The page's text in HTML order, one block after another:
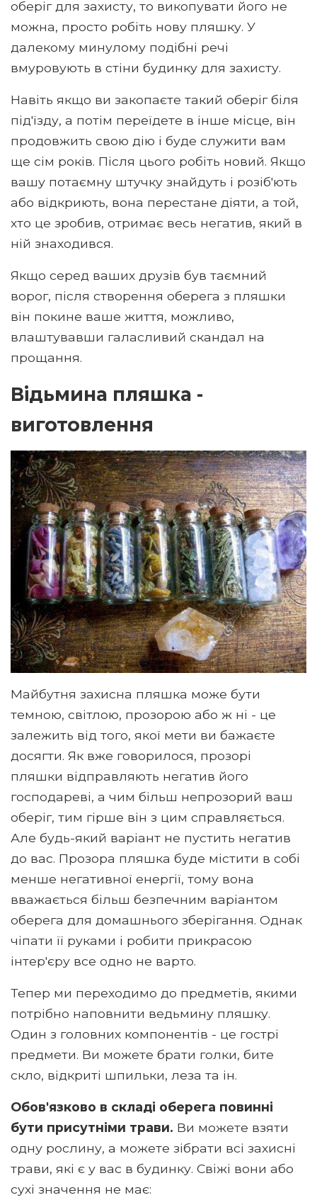
оберіг для захисту, то викопувати його не
можна, просто робіть нову пляшку. У
далекому минулому подібні речі
вмуровують в стіни будинку для захисту.
Навіть якщо ви закопаєте такий оберіг біля
під'їзду, а потім переїдете в інше місце, він
продовжить свою дію і буде служити вам
ще сім років. Після цього робіть новий. Якщо
вашу потаємну штучку знайдуть і розіб'ють
або відкриють, вона перестане діяти, а той,
хто це зробив, отримає весь негатив, який в
ній знаходився.
Якщо серед ваших друзів був таємний
ворог, після створення оберега з пляшки
він покине ваше життя, можливо,
влаштувавши галасливий скандал на
прощання.
Відьмина пляшка -
виготовлення
Майбутня захисна пляшка може бути
темною, світлою, прозорою або ж ні - це
залежить від того, якої мети ви бажаєте
досягти. Як вже говорилося, прозорі
пляшки відправляють негатив його
господареві, а чим більш непрозорий ваш
оберіг, тим гірше він з цим справляється.
Але будь-який варіант не пустить негатив
до вас. Прозора пляшка буде містити в собі
менше негативної енергії, тому вона
вважається більш безпечним варіантом
оберега для домашнього зберігання. Однак
чіпати її руками і робити прикрасою
інтер'єру все одно не варто.
Тепер ми переходимо до предметів, якими
потрібно наповнити ведьмину пляшку.
Один з головних компонентів - це гострі
предмети. Ви можете брати голки, бите
скло, відкриті шпильки, леза та ін.
Обов'язково в складі оберега повинні
бути присутніми трави. Ви можете взяти
одну рослину, а можете зібрати всі захисні
трави, які є у вас в будинку. Свіжі вони або
сухі значення не має: